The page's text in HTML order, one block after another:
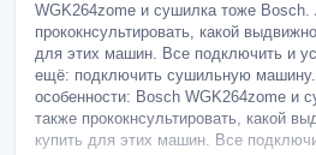
WGK264zome и сушилка тоже Bosch.
прококнсультировать, какой
для этих машин. Все подключить и
ещё: подключить сушильную
особенности: Bosch WGK264zome и
также прококнсультировать, какой
купить для этих машин. Все